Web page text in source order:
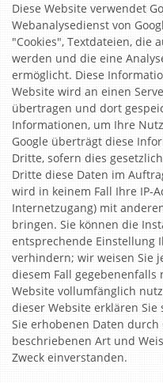
Diese Website verwendet
Webanalysedienst von
"Cookies", Textdateien, die
werden und die eine
ermöglicht. Diese
Website wird an einen
übertragen und dort
Informationen, um Ihre
Google überträgt diese
Dritte, sofern dies
Dritte diese Daten im
wird in keinem Fall Ihre IP-
Internetzugang) mit
bringen. Sie können die
entsprechende Einstellung
verhindern; wir weisen Sie
diesem Fall
Website vollumfänglich
dieser Website erklären
Sie erhobenen Daten
beschriebenen Art und
Zweck einverstanden.